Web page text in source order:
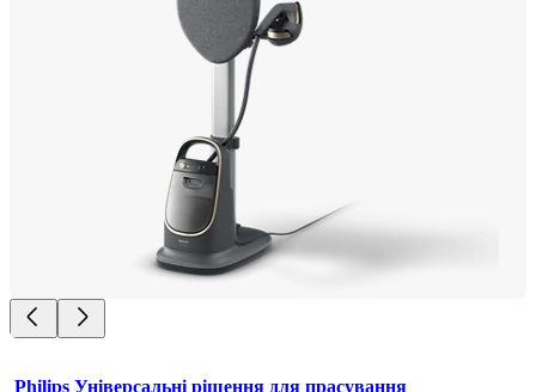
Philips Універсальні рішення для прасування